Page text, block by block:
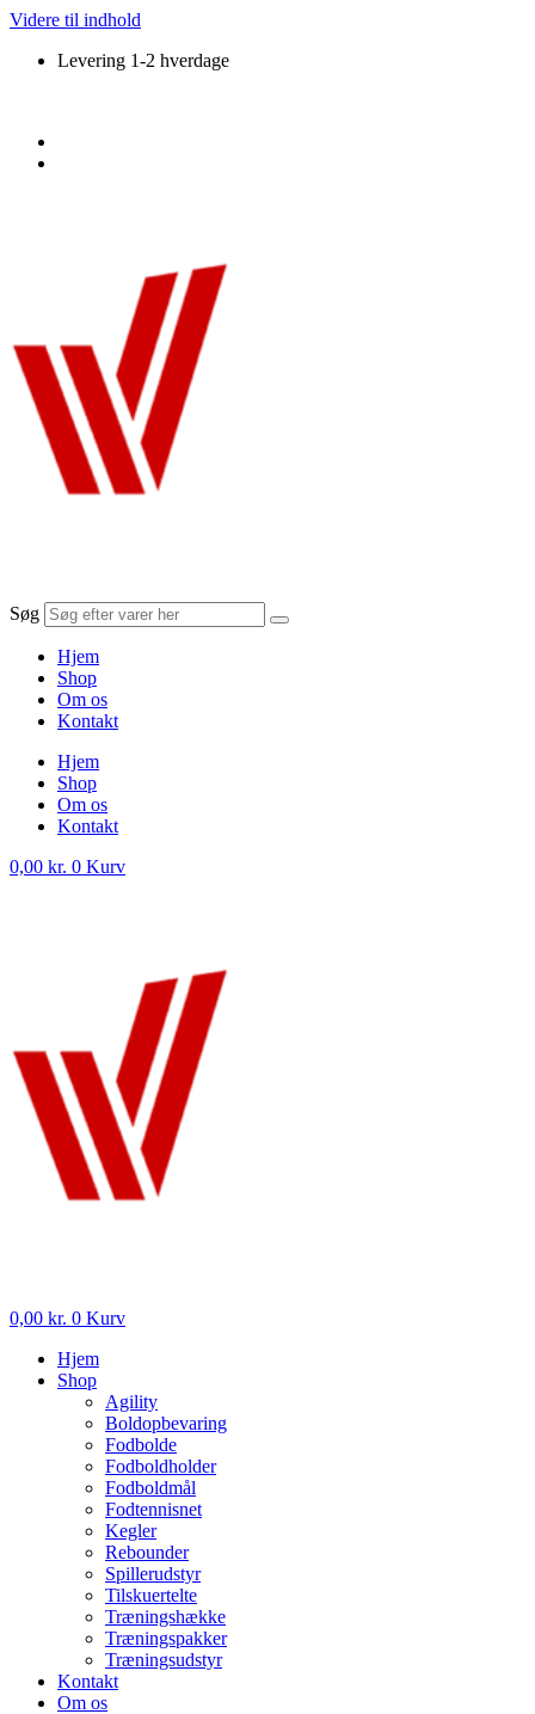
Videre til indhold
Levering 1-2 hverdage
Søg
Hjem
Shop
Om os
Kontakt
Hjem
Shop
Om os
Kontakt
0,00 kr. 0 Kurv
0,00 kr. 0 Kurv
Hjem
Shop
Agility
Boldopbevaring
Fodbolde
Fodboldholder
Fodboldmål
Fodtennisnet
Kegler
Rebounder
Spillerudstyr
Tilskuertelte
Træningshække
Træningspakker
Træningsudstyr
Kontakt
Om os